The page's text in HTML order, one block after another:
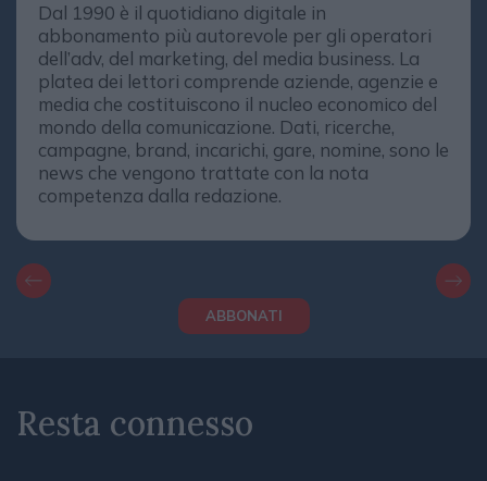
Dal 1990 è il quotidiano digitale in
abbonamento più autorevole per gli operatori
dell’adv, del marketing, del media business. La
platea dei lettori comprende aziende, agenzie e
media che costituiscono il nucleo economico del
mondo della comunicazione. Dati, ricerche,
campagne, brand, incarichi, gare, nomine, sono le
news che vengono trattate con la nota
competenza dalla redazione.
ABBONATI
Resta connesso